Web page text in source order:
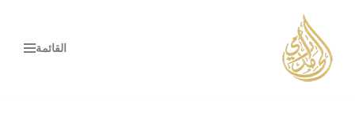
تخطى
إلى
القائمة